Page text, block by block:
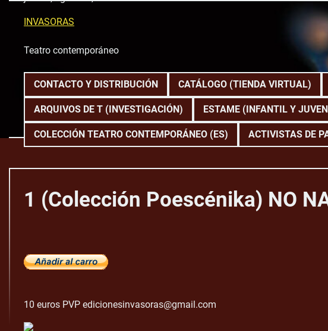
INVASORAS
Teatro contemporáneo
CONTACTO Y DISTRIBUCIÓN CATÁLOGO (TIENDA VIRTUAL)
ARQUIVOS DE T (INVESTIGACIÓN) ESTAME (INFANTIL Y
COLECCIÓN TEATRO CONTEMPORÁNEO (ES) ACTIVISTAS DE
1 (Colección Poescénika) NO
10 euros PVP edicionesinvasoras@gmail.com